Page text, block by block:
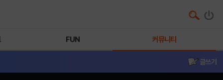
FUN 커뮤니티
글쓰기